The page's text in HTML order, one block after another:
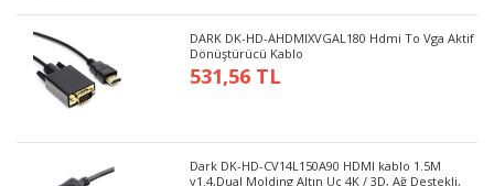
DARK DK-HD-AHDMIXVGAL180 Hdmi To Vga Aktif
Dönüştürücü Kablo
531,56 TL
Dark DK-HD-CV14L150A90 HDMI kablo 1.5M
v1.4,Dual Molding Altın Uç 4K / 3D, Ağ Destekli,